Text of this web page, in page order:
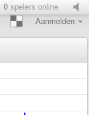
0 spelers online
Aanmelden